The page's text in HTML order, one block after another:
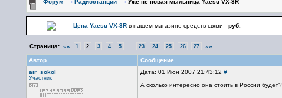
Форум —› Радиостанции —›Уже не новая мыльница Yaesu VX-3R
Цена Yaesu VX-3Rв нашем магазине средств связи - руб.
Страница: «« 1 2 3 4 5 23 24 25 26 27 »»
Автор
Сообщение
air_sokol
Участник
Дата: 01 Июн 2007 21:43:12 #
А сколько интересно она стоить в России будет?